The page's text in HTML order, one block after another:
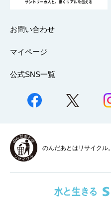
お問い合わせ
マイページ
公式SNS一覧
のんだあとはリサイクル。